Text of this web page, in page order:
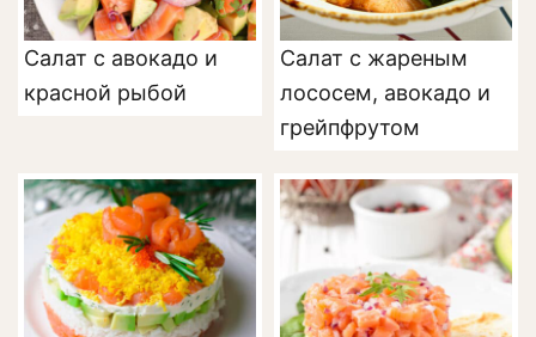
Салат с авокадо и
красной рыбой
Салат с жареным
лососем, авокадо и
грейпфрутом